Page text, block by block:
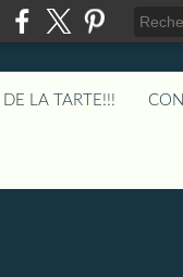
DE LA TARTE!!!